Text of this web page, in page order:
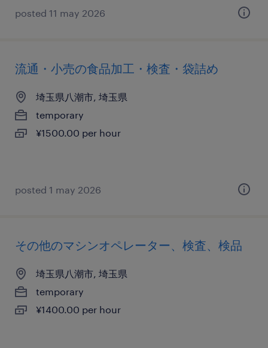
posted 11 may 2026
流通・小売の食品加工・検査・袋詰め
埼玉県八潮市, 埼玉県
temporary
¥1500.00 per hour
posted 1 may 2026
その他のマシンオペレーター、検査、検品
埼玉県八潮市, 埼玉県
temporary
¥1400.00 per hour